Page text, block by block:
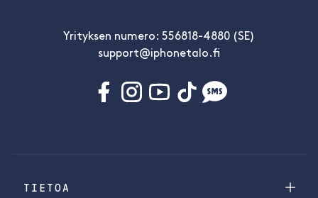
Yrityksen numero: 556818-4880 (SE)
support@iphonetalo.fi
TIETOA